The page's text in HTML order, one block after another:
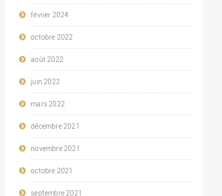
février 2024
octobre 2022
août 2022
juin 2022
mars 2022
décembre 2021
novembre 2021
octobre 2021
septembre 2021